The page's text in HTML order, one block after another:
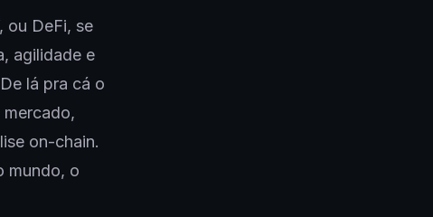
ou DeFi, se
agilidade e
lá pra cá o
on-chain.
mundo, o